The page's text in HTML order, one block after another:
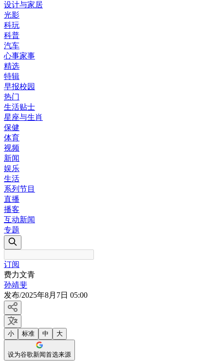
设计与家居
光影
科玩
科普
汽车
心事家事
精选
特辑
早报校园
热门
生活贴士
星座与生肖
保健
体育
视频
新闻
娱乐
生活
系列节目
直播
播客
互动新闻
专题
订阅
费力文青
孙靖斐
发布/2025年8月7日 05:00
小 标准 中 大
设为谷歌新闻首选来源